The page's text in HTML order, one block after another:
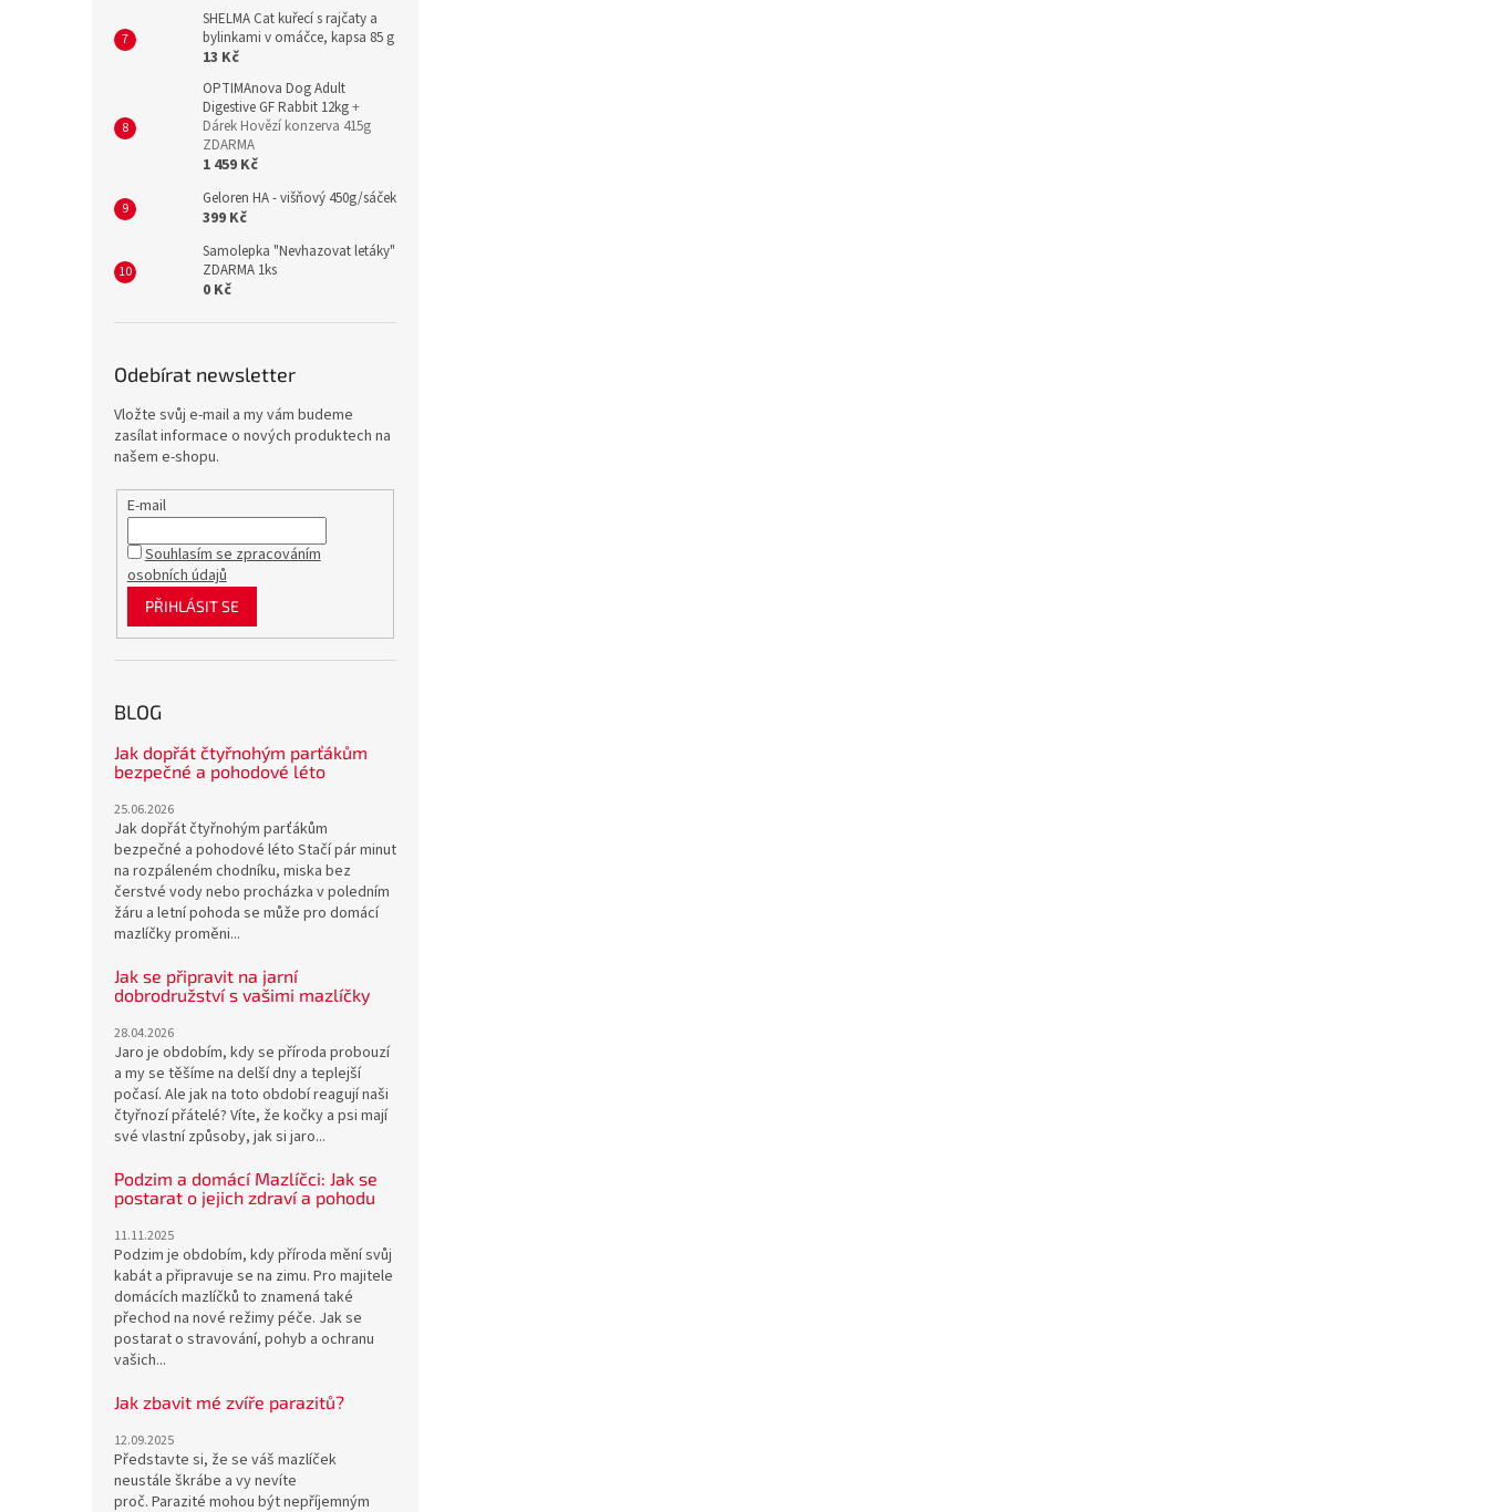
SHELMA Cat kuřecí s rajčaty a
bylinkami v omáčce, kapsa 85 g
13 Kč
OPTIMAnova Dog Adult
Digestive GF Rabbit 12kg+
Dárek Hovězí konzerva 415g
ZDARMA
1 459 Kč
Geloren HA - višňový 450g/sáček
399 Kč
Samolepka "Nevhazovat letáky"
ZDARMA 1ks
0 Kč
Odebírat newsletter
Vložte svůj e-mail a my vám budeme
zasílat informace o nových produktech na
našem e-shopu.
E-mail
Souhlasím se zpracováním
osobních údajů
PŘIHLÁSIT SE
BLOG
Jak dopřát čtyřnohým parťákům
bezpečné a pohodové léto
25.06.2026
Jak dopřát čtyřnohým parťákům
bezpečné a pohodové léto Stačí pár minut
na rozpáleném chodníku, miska bez
čerstvé vody nebo procházka v poledním
žáru a letní pohoda se může pro domácí
mazlíčky proměni...
Jak se připravit na jarní
dobrodružství s vašimi mazlíčky
28.04.2026
Jaro je obdobím, kdy se příroda probouzí
a my se těšíme na delší dny a teplejší
počasí. Ale jak na toto období reagují naši
čtyřnozí přátelé? Víte, že kočky a psi mají
své vlastní způsoby, jak si jaro...
Podzim a domácí Mazlíčci: Jak se
postarat o jejich zdraví a pohodu
11.11.2025
Podzim je obdobím, kdy příroda mění svůj
kabát a připravuje se na zimu. Pro majitele
domácích mazlíčků to znamená také
přechod na nové režimy péče. Jak se
postarat o stravování, pohyb a ochranu
vašich...
Jak zbavit mé zvíře parazitů?
12.09.2025
Představte si, že se váš mazlíček
neustále škrábe a vy nevíte
proč. Parazité mohou být nepříjemným